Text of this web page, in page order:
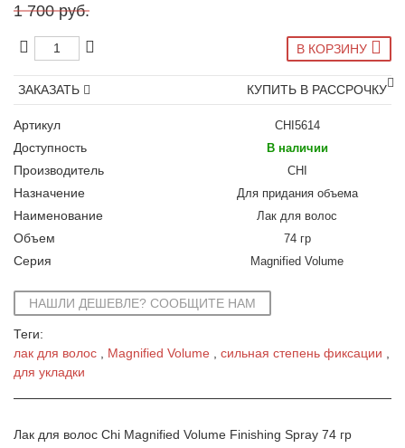
1 700 руб.
В КОРЗИНУ
ЗАКАЗАТЬ КУПИТЬ В РАССРОЧКУ
Артикул CHI5614
Доступность В наличии
Производитель CHI
Назначение Для придания объема
Наименование Лак для волос
Объем 74 гр
Серия Magnified Volume
НАШЛИ ДЕШЕВЛЕ? СООБЩИТЕ НАМ
Теги:
лак для волос
Magnified Volume
сильная степень фиксации
для укладки
Лак для волос Chi Magnified Volume Finishing Spray 74 гр